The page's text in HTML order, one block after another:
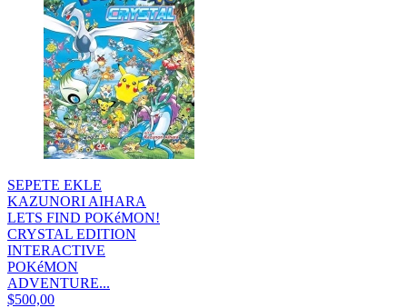
SEPETE EKLE
KAZUNORI AIHARA
LETS FIND POKéMON!
CRYSTAL EDITION
INTERACTIVE
POKéMON
ADVENTURE...
$500,00